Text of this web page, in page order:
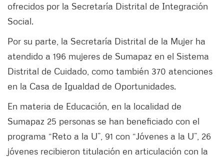
ofrecidos por la Secretaría Distrital de Integración
Social.
Por su parte, la Secretaría Distrital de la Mujer ha
atendido a 196 mujeres de Sumapaz en el Sistema
Distrital de Cuidado, como también 370 atenciones
en la Casa de Igualdad de Oportunidades.
En materia de Educación, en la localidad de
Sumapaz 25 personas se han beneficiado con el
programa “Reto a la U”, 91 con “Jóvenes a la U”, 26
jóvenes recibieron titulación en articulación con la